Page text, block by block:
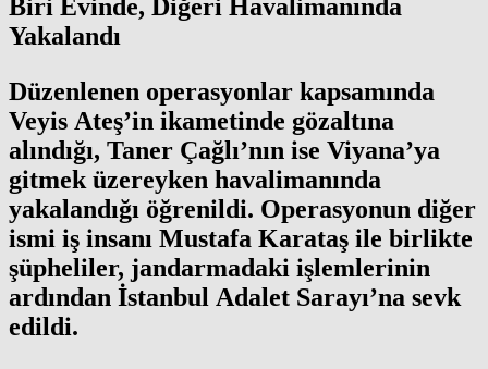
Biri Evinde, Diğeri Havalimanında
Yakalandı
Düzenlenen operasyonlar kapsamında
Veyis Ateş’in ikametinde gözaltına
alındığı, Taner Çağlı’nın ise Viyana’ya
gitmek üzereyken havalimanında
yakalandığı öğrenildi. Operasyonun diğer
ismi iş insanı Mustafa Karataş ile birlikte
şüpheliler, jandarmadaki işlemlerinin
ardından İstanbul Adalet Sarayı’na sevk
edildi.